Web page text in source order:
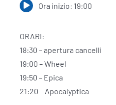
Ora inizio: 19:00
ORARI:
18:30 – apertura cancelli
19:00 – Wheel
19:50 – Epica
21:20 – Apocalyptica